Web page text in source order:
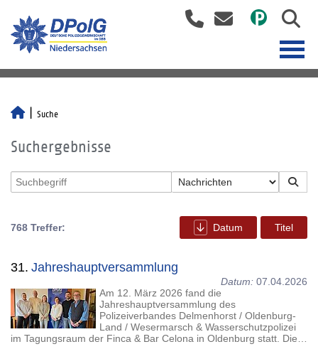
Suche
Suchergebnisse
768 Treffer: Datum Titel
31. Jahreshauptversammlung
Datum: 07.04.2026
Am 12. März 2026 fand die
Jahreshauptversammlung des
Polizeiverbandes Delmenhorst / Oldenburg-
Land / Wesermarsch & Wasserschutzpolizei
im Tagungsraum der Finca & Bar Celona in Oldenburg statt. Die…